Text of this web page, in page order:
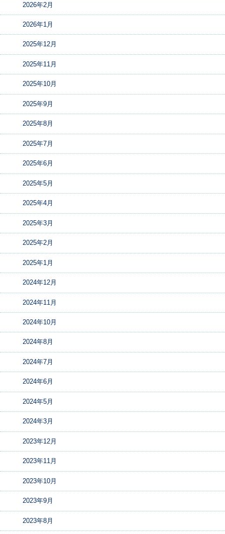
2026年2月
2026年1月
2025年12月
2025年11月
2025年10月
2025年9月
2025年8月
2025年7月
2025年6月
2025年5月
2025年4月
2025年3月
2025年2月
2025年1月
2024年12月
2024年11月
2024年10月
2024年8月
2024年7月
2024年6月
2024年5月
2024年3月
2023年12月
2023年11月
2023年10月
2023年9月
2023年8月